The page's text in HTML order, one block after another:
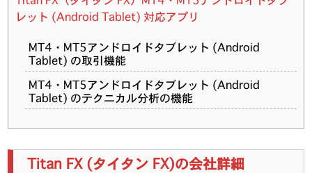
レット (Android Tablet) 対応アプリ
MT4・MT5アンドロイドタブレット (Android
Tablet) の取引機能
MT4・MT5アンドロイドタブレット (Android
Tablet) のテクニカル分析の機能
Titan FX (タイタン FX)の会社詳細